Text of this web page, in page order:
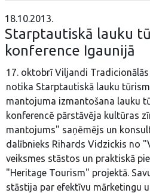
18.10.2013.
Starptautiskā lauku
konference Igaunijā
17. oktobrī Viljandi
notika Starptautiskā lauku
mantojuma izmantošana lauku
konferencē pārstāvēja kultūras
mantojums" saņēmējs un
dalībnieks Rihards Vidzickis no
veiksmes stāstos un praktiskā
"Heritage Tourism" projektā.
stāstija par efektīvu mārketingu